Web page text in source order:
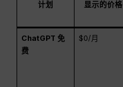
计划 显示的价格
ChatGPT 免
费
$0/月